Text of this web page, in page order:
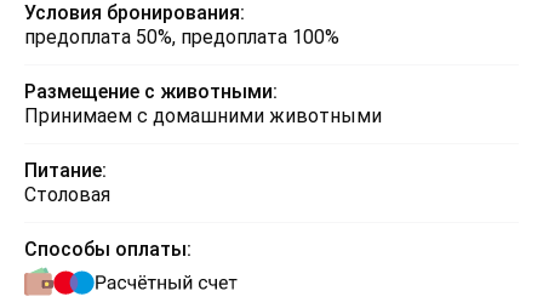
Условия бронирования:
предоплата 50%, предоплата 100%
Размещение с животными:
Принимаем с домашними животными
Питание:
Столовая
Способы оплаты: